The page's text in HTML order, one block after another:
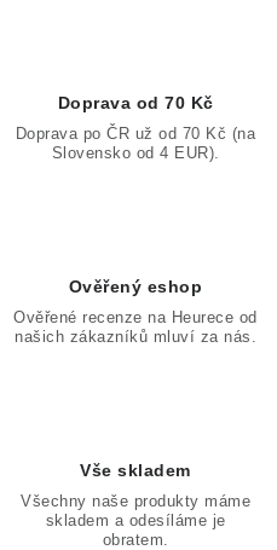
Doprava od 70 Kč
Doprava po ČR už od 70 Kč (na
Slovensko od 4 EUR).
Ověřený eshop
Ověřené recenze na Heurece od
našich zákazníků mluví za nás.
Vše skladem
Všechny naše produkty máme
skladem a odesíláme je
obratem.